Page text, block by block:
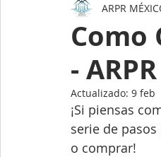
Datos asombrosos de
Como preparar tu casa
Datos
Como
-
ARPR
Actualizado: 9 feb
¡Si piensas
serie de
o comprar!